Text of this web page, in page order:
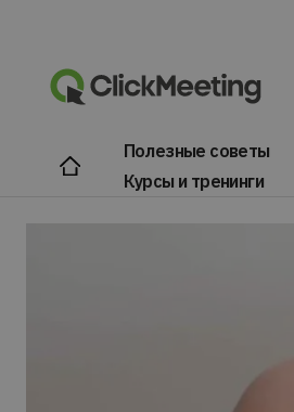
Полезные советы
Курсы и тренинги